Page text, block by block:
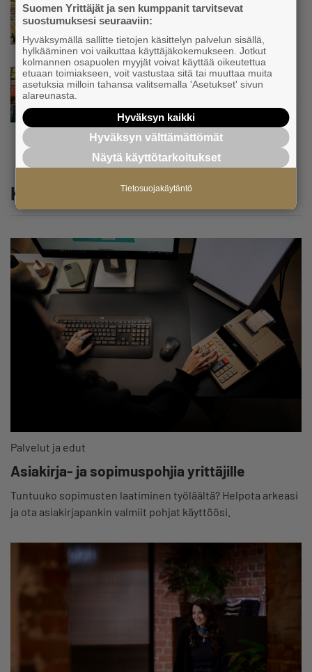
Yrittäjien Mikael Pentikäiseltä YEL-varoitus
hallitukselle: ”Voi tulla ikävä yllätys”
Uutinen
Matti Korvela on yrittäjänä harvinaisuus:
Euroopasta kuin Yhdysvalloistakin”
Katso myös
Palvelut ja edut
Asiakirja- ja sopimuspohjia yrittäjille
Tuntuuko sopimusten laatiminen työläältä? Helpota arkeasi
ja ota asiakirjapankin valmiit pohjat käyttöösi.
Suomen Yrittäjät ja sen kumppanit tarvitsevat
suostumuksesi seuraaviin:
Hyväksymällä sallitte tietojen käsittelyn palvelun sisällä,
hylkääminen voi vaikuttaa käyttäjäkokemukseen. Jotkut
kolmannen osapuolen myyjät voivat käyttää oikeutettua
etuaan toimiakseen, voit vastustaa sitä tai muuttaa muita
asetuksia milloin tahansa valitsemalla 'Asetukset' sivun
alareunasta.
Hyväksyn kaikki
Hyväksyn välttämättömät
Näytä käyttötarkoitukset
Tietosuojakäytäntö